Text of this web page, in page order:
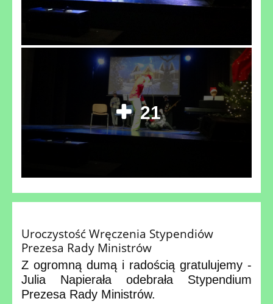
21
Uroczystość Wręczenia Stypendiów
Prezesa Rady Ministrów
Z ogromną dumą i radością gratulujemy -
Julia Napierała odebrała Stypendium
Prezesa Rady Ministrów.